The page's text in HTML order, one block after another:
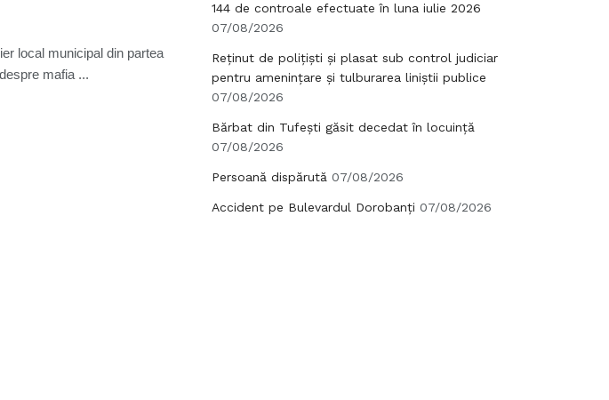
local municipal din partea
mafia ...
144 de controale efectuate în luna iulie 2026
07/08/2026
Reținut de polițiști și plasat sub control judiciar
pentru amenințare și tulburarea liniștii publice
07/08/2026
Bărbat din Tufești găsit decedat în locuință
07/08/2026
Persoană dispărută 07/08/2026
Accident pe Bulevardul Dorobanți 07/08/2026